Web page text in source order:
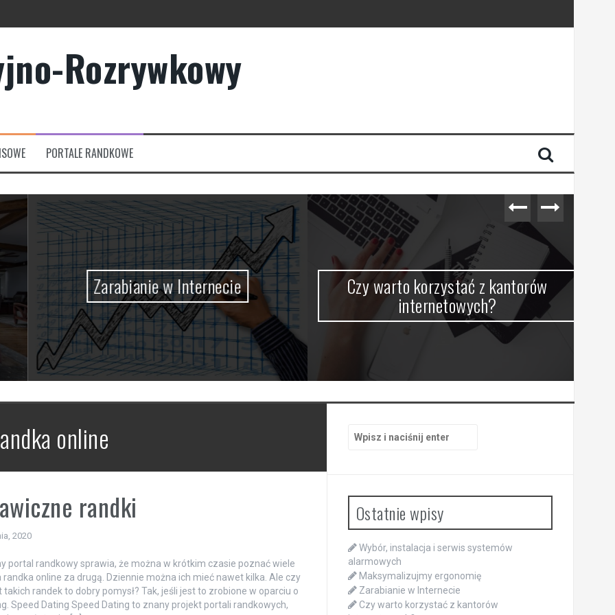
Rozrywkowy
PORTALE RANDKOWE
Zarabianie w Internecie Czy warto korzystać z kantorów
internetowych?
online
randki
2020
portal randkowy sprawia, że można w krótkim czasie poznać wiele
randka online za drugą. Dziennie można ich mieć nawet kilka. Ale czy
takich randek to dobry pomysł? Tak, jeśli jest to zrobione w oparciu o
Speed Dating Speed Dating to znany projekt portali randkowych,
Ostatnie wpisy
Wybór, instalacja i serwis systemów
alarmowych
Maksymalizujmy ergonomię
Zarabianie w Internecie
Czy warto korzystać z kantorów